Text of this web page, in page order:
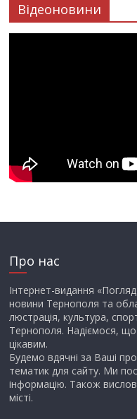
Відеоновини
Про нас
Інтернет-видання
новини Тернополя та
люстрація, культура,
Тернополя. Надіємося,
цікавим.
Будемо вдячні за Ваші
тематик для сайту. Ми
інформацію. Також
місті.